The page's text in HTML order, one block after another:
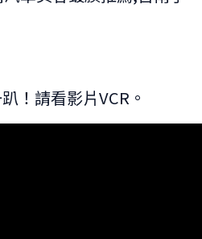
！請看影片VCR。